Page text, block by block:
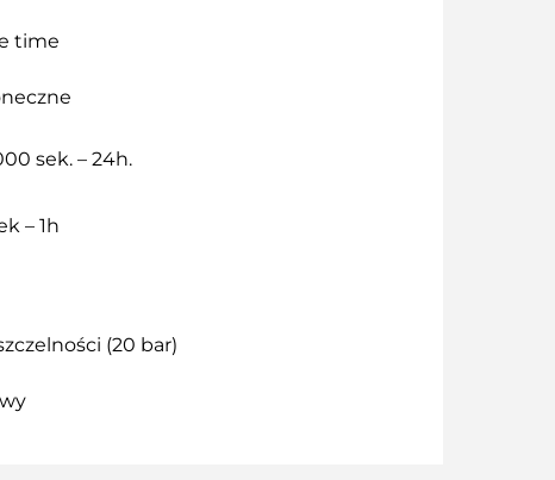
time
sek. – 24h.
– 1h
(20 bar)